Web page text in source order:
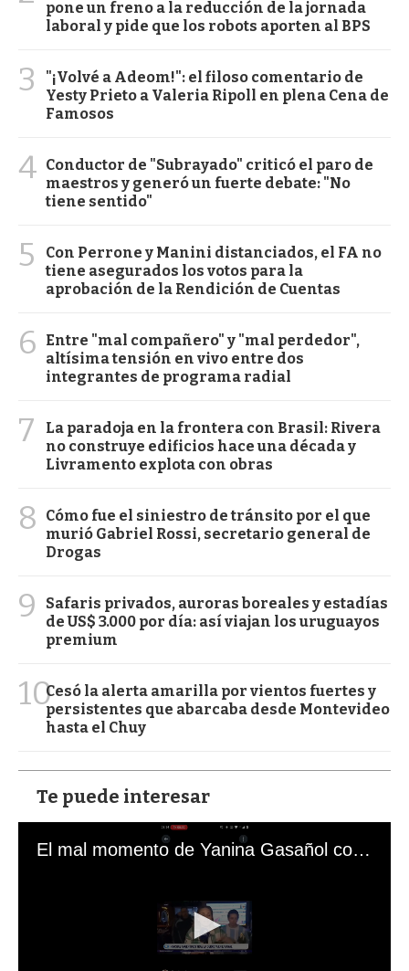
pone un freno a la reducción de la jornada
laboral y pide que los robots aporten al BPS
3
"¡Volvé a Adeom!": el filoso comentario de
Yesty Prieto a Valeria Ripoll en plena Cena de
Famosos
4 Conductor de "Subrayado" criticó el paro de
maestros y generó un fuerte debate: "No
tiene sentido"
5
Con Perrone y Manini distanciados, el FA no
tiene asegurados los votos para la
aprobación de la Rendición de Cuentas
6
Entre "mal compañero" y "mal perdedor",
altísima tensión en vivo entre dos
integrantes de programa radial
7
La paradoja en la frontera con Brasil: Rivera
no construye edificios hace una década y
Livramento explota con obras
8
Cómo fue el siniestro de tránsito por el que
murió Gabriel Rossi, secretario general de
Drogas
9
Safaris privados, auroras boreales y estadías
de US$ 3.000 por día: así viajan los uruguayos
premium
10Cesó la alerta amarilla por vientos fuertes y
persistentes que abarcaba desde Montevideo
hasta el Chuy
Te puede interesar
El mal momento de Yanina Gasañol con un hincha argentino en "Subrayado"